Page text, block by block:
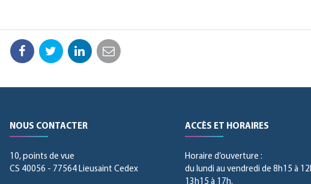
Facebook
TwitterLinkedIn
Email
NOUS CONTACTER
10, points de vue
CS 40056 - 77564 Lieusaint Cedex
ACCÈS ET HORAIRES
Horaire d’ouverture :
du lundi au vendredi de 8h15 à
13h15 à 17h.